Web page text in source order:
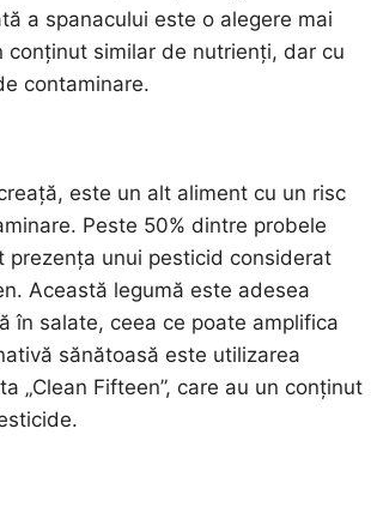
a spanacului este o alegere mai
conținut similar de nutrienți, dar cu
contaminare.
este un alt aliment cu un risc
Peste 50% dintre probele
prezența unui pesticid considerat
Această legumă este adesea
în salate, ceea ce poate amplifica
sănătoasă este utilizarea
„Clean Fifteen”, care au un conținut